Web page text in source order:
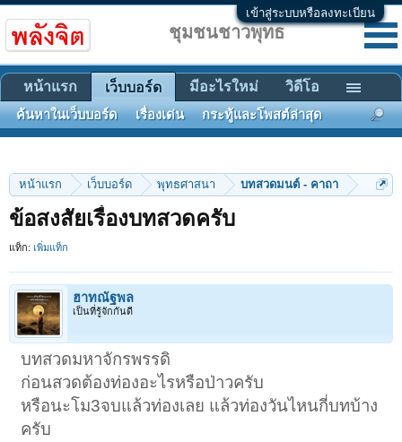
เข้าสู่ระบบหรือลงทะเบียน
หน้าแรก เว็บบอร์ด พุทธศาสนา บทสวดมนต์ - คาถา
ข้อสงสัยเรื่องบทสวดครับ
แท็ก: เพิ่มแท็ก
ฮาทณัฐพล
เป็นที่รู้จักกันดี
บทสวดมหาจักรพรรดิ
ก่อนสวดต้องท่องอะไรหรือป่าวครับ
หรือนะโม3จบแล้วท่องเลย แล้วท่องวันไหนกี่บทบ้าง
ครับ
ชุมชนชาวพุทธ
หน้าแรก เว็บบอร์ด
ค้นหาในเว็บบอร์ด เรื่องเด่น กระทู้และโพสต์ล่าสุด
มีอะไรใหม่ วิดีโอ